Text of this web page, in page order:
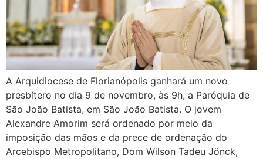
A Arquidiocese de Florianópolis ganhará um novo
presbítero no dia 9 de novembro, às 9h, a Paróquia de
São João Batista, em São João Batista. O jovem
Alexandre Amorim será ordenado por meio da
imposição das mãos e da prece de ordenação do
Arcebispo Metropolitano, Dom Wilson Tadeu Jönck,